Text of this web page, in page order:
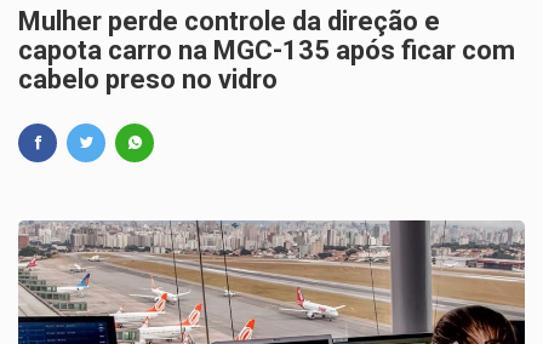
Mulher perde controle da direção e
capota carro na MGC-135 após ficar com
cabelo preso no vidro